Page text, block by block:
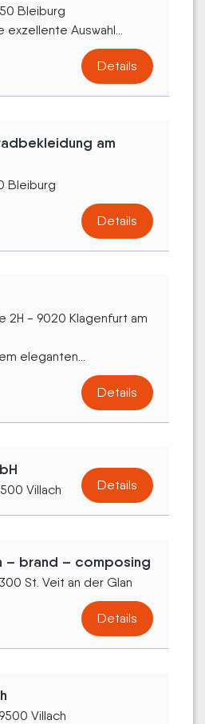
Bleiburg
Auswahl...
Details
am
Bleiburg
Details
2H - 9020 Klagenfurt am
eleganten...
Details
Villach Details
– brand – composing
St. Veit an der Glan
Details
Villach